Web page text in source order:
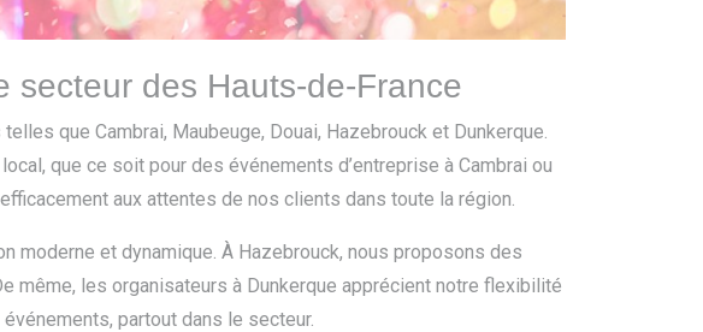
secteur des Hauts-de-France
que Cambrai, Maubeuge, Douai, Hazebrouck et Dunkerque.
que ce soit pour des événements d’entreprise à Cambrai ou
aux attentes de nos clients dans toute la région.
moderne et dynamique. À Hazebrouck, nous proposons des
même, les organisateurs à Dunkerque apprécient notre flexibilité
partout dans le secteur.